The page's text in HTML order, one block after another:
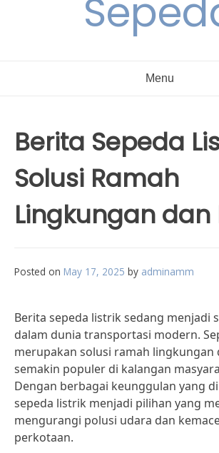
Menu
Berita Sepeda
Solusi Ramah
Lingkungan dan
Posted on May 17, 2025 by adminamm
Berita sepeda listrik sedang menjadi
dalam dunia transportasi modern.
merupakan solusi ramah lingkungan
semakin populer di kalangan
Dengan berbagai keunggulan yang
sepeda listrik menjadi pilihan yang
mengurangi polusi udara dan
perkotaan.